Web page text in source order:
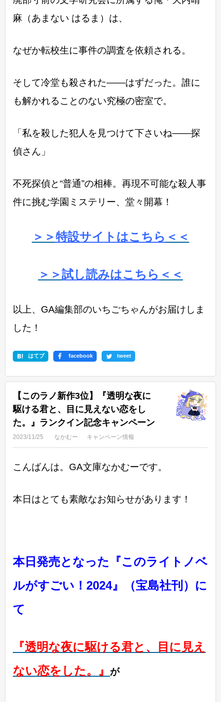
麻（あまない はるま）は、
なぜか転校生に事件の調査を依頼される。
そして冷堂も殺された――はずだった。誰に
も解かれることのない究極の密室で。
「私を殺した犯人を見つけて下さいね――探
偵さん」
不死探偵と“普通”の相棒。再現不可能な殺人事
件に挑む学園ミステリー、堂々開幕！
＞＞特設サイトはこちら ＜＜
＞＞試し読みはこちら ＜＜
以上、GA編集部のいちごちゃんがお届けしま
した！
はてブ facebook tweet
【このラノ新作3位】『透明な夜に
駆ける君と、目に見えない恋をし
た。』ランクイン記念キャンペーン
2023/11/25 なかむー キャンペーン情報
こんばんは。GA文庫なかむーです。
本日はとても素敵なお知らせがあります！
本日発売となった『このライトノベ
ルがすごい！2024』（宝島社刊）に
て
『透明な夜に駆ける君と、目に見え
ない恋をした。』
が